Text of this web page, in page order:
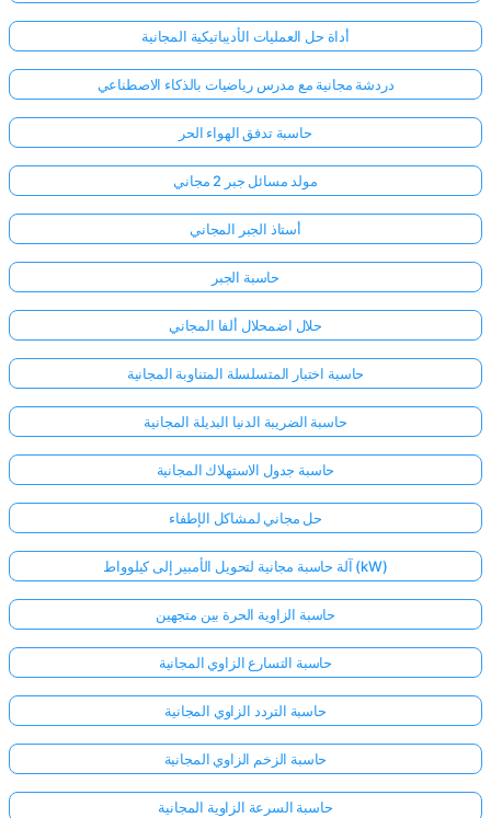
أداة حل العمليات الأديباتيكية المجانية
دردشة مجانية مع مدرس رياضيات بالذكاء الاصطناعي
حاسبة تدفق الهواء الحر
مولد مسائل جبر 2 مجاني
أستاذ الجبر المجاني
حاسبة الجبر
حلال اضمحلال ألفا المجاني
حاسبة اختبار المتسلسلة المتناوبة المجانية
حاسبة الضريبة الدنيا البديلة المجانية
حاسبة جدول الاستهلاك المجانية
حل مجاني لمشاكل الإطفاء
آلة حاسبة مجانية لتحويل الأمبير إلى كيلوواط (kW)
حاسبة الزاوية الحرة بين متجهين
حاسبة التسارع الزاوي المجانية
حاسبة التردد الزاوي المجانية
حاسبة الزخم الزاوي المجانية
حاسبة السرعة الزاوية المجانية